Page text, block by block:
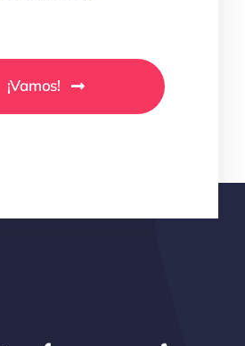
¡Vamos!